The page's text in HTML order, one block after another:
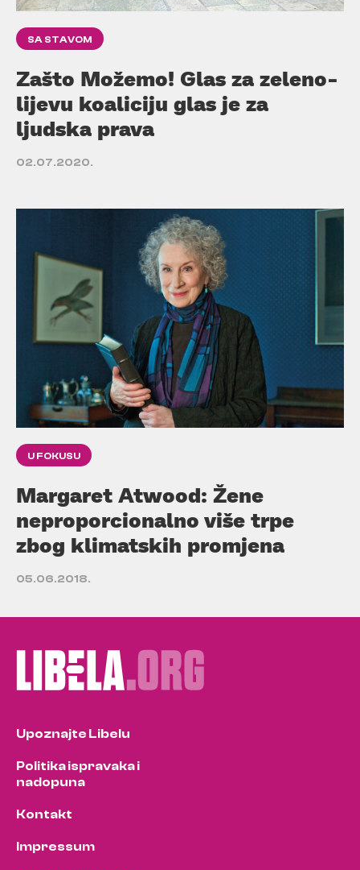
SA STAVOM
Zašto Možemo! Glas za zeleno-
lijevu koaliciju glas je za
ljudska prava
02.07.2020.
U FOKUSU
Margaret Atwood: Žene
neproporcionalno više trpe
zbog klimatskih promjena
05.06.2018.
Upoznajte Libelu
Politika ispravaka i
nadopuna
Kontakt
Impressum